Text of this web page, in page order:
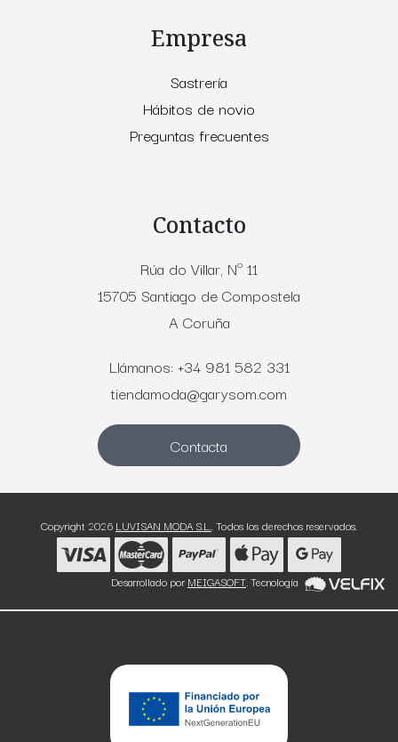
Empresa
Sastrería
Hábitos de novio
Preguntas frecuentes
Contacto
Rúa do Villar, Nº 11
15705 Santiago de Compostela
A Coruña
Llámanos: +34 981 582 331
tiendamoda@garysom.com
Contacta
Copyright 2026 LUVISAN MODA S.L.. Todos los derechos reservados.
Desarrollado por MEIGASOFT. Tecnología